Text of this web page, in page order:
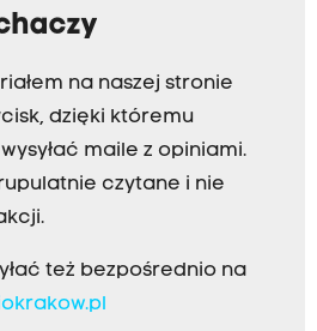
na naszej stronie
dzięki któremu
maile z opiniami.
czytane i nie
też bezpośrednio na